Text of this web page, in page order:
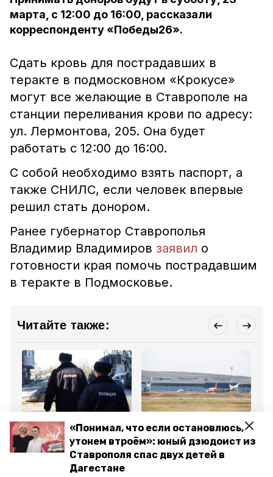
«Понимал, что если остановлюсь,
утонем втроём»: юный дзюдоист из
Ставрополя спас двух детей в
Дагестане
марта, с 12:00 до 16:00, рассказали
корреспонденту «Победы26».
Сдать кровь для пострадавших в
теракте в подмосковном «Крокусе»
могут все желающие в Ставрополе на
станции переливания крови по адресу:
ул. Лермонтова, 205. Она будет
работать с 12:00 до 16:00.
С собой необходимо взять паспорт, а
также СНИЛС, если человек впервые
решил стать донором.
Ранее губернатор Ставрополья
Владимир Владимиров заявил о
готовности края помочь пострадавшим
в теракте в Подмосковье.
Читайте также:
23 марта 2024, 08:27
На Ставрополье усилят
меры безопасности
после теракта в
Подмосковье
23 марта 2024, 08:44
В аэропортах на
Ставрополье увеличат
время предполётного